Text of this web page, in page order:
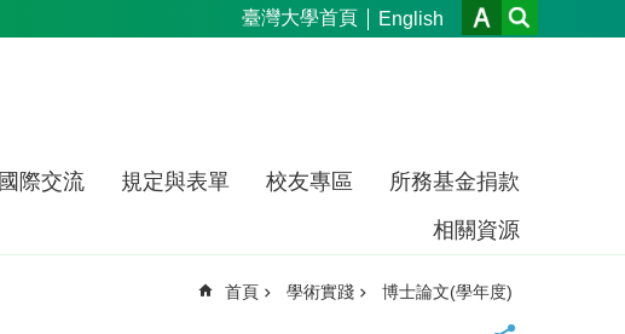
臺灣大學首頁 English
國際交流 規定與表單 校友專區
所務基金捐款
相關資源
首頁 學術實踐 博士論文(學年度)